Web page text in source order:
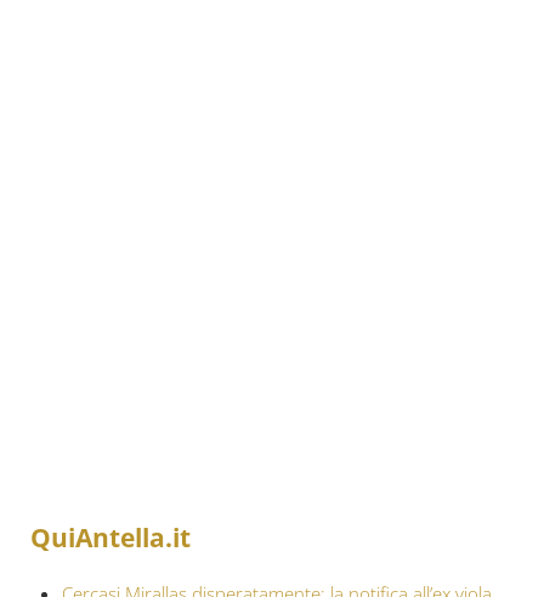
QuiAntella.it